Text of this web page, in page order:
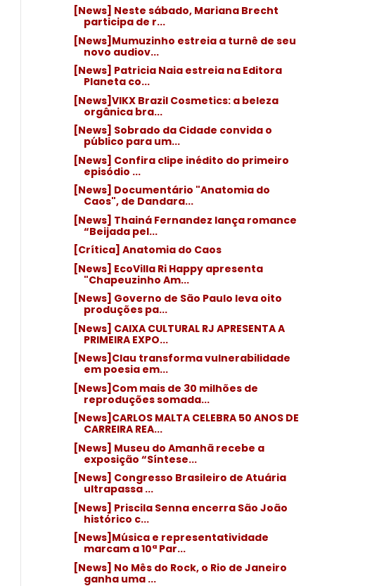
[News] Neste sábado, Mariana Brecht
participa de r...
[News]Mumuzinho estreia a turnê de seu
novo audiov...
[News] Patricia Naia estreia na Editora
Planeta co...
[News]VIKX Brazil Cosmetics: a beleza
orgânica bra...
[News] Sobrado da Cidade convida o
público para um...
[News] Confira clipe inédito do primeiro
episódio ...
[News] Documentário "Anatomia do
Caos", de Dandara...
[News] Thainá Fernandez lança romance
“Beijada pel...
[Crítica] Anatomia do Caos
[News] EcoVilla Ri Happy apresenta
"Chapeuzinho Am...
[News] Governo de São Paulo leva oito
produções pa...
[News] CAIXA CULTURAL RJ APRESENTA A
PRIMEIRA EXPO...
[News]Clau transforma vulnerabilidade
em poesia em...
[News]Com mais de 30 milhões de
reproduções somada...
[News]CARLOS MALTA CELEBRA 50 ANOS DE
CARREIRA REA...
[News] Museu do Amanhã recebe a
exposição “Síntese...
[News] Congresso Brasileiro de Atuária
ultrapassa ...
[News] Priscila Senna encerra São João
histórico c...
[News]Música e representatividade
marcam a 10ª Par...
[News] No Mês do Rock, o Rio de Janeiro
ganha uma ...